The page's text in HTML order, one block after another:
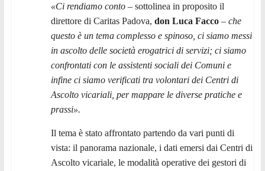
«Ci rendiamo conto– sottolinea in proposito il
direttore di Caritas Padova, don Luca Facco– che
questo è un tema complesso e spinoso, ci siamo messi
in ascolto delle società erogatrici di servizi; ci siamo
confrontati con le assistenti sociali dei Comuni e
infine ci siamo verificati tra volontari dei Centri di
Ascolto vicariali, per mappare le diverse pratiche e
prassi».
Il tema è stato affrontato partendo da vari punti di
vista: il panorama nazionale, i dati emersi dai Centri di
Ascolto vicariale, le modalità operative dei gestori di